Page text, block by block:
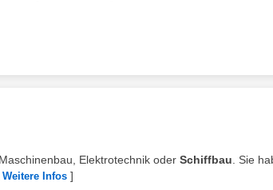
Elektrotechnik oder Schiffbau . Sie
Weitere Infos ]